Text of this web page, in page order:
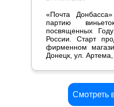
«Почта
партию
посвященных
России. Старт
фирменном
Донецк, ул. Артема,
Смотреть